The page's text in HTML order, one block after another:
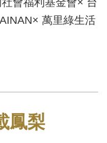
會福利基金會× 台
萬里綠生活
鳳梨